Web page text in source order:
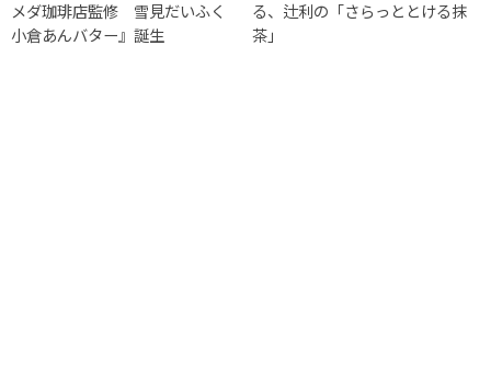
メダ珈琲店監修 雪見だいふく
小倉あんバター』誕生
る、辻利の「さらっととける抹
茶」